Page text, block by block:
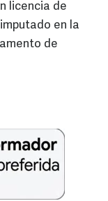
licencia de
en la
de